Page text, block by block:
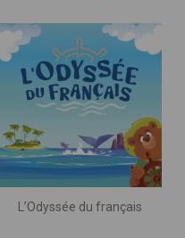
L’Odyssée du français